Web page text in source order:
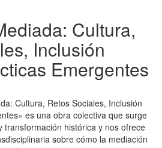
Cultura,
Inclusión
Emergentes
Cultura, Retos Sociales, Inclusión
es una obra colectiva que surge
transformación histórica y nos ofrece
sobre cómo la mediación